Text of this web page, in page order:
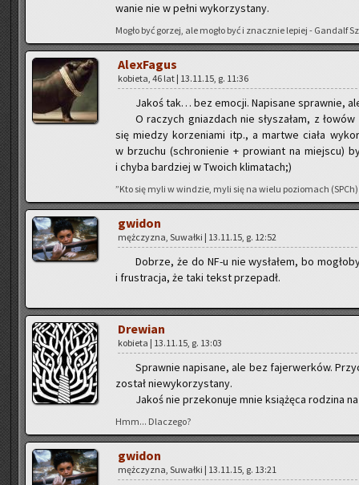
wa­nie nie w pełni wy­ko­rzy­sta­ny.
Mogło być go­rzej, ale mogło być i znacz­nie le­piej - Gan­dalf
Ale­xFa­gus
ko­bie­ta, 46 lat | 13.11.15, g. 11:36
Jakoś tak… bez emo­cji. Na­pi­sa­ne spraw­nie,
O ra­czych gniaz­dach nie sły­sza­łam, z
się mie­dzy ko­rze­nia­mi itp., a mar­twe ciała
w brzu­chu (schro­nie­nie + pro­wiant na miej­scu)
i chyba bar­dziej w Two­ich kli­ma­tach;)
”Kto się myli w win­dzie, myli się na wielu po­zio­mach (SPCh)
gwi­don
męż­czy­zna, Su­wał­ki | 13.11.15, g. 12:52
Do­brze, że do NF-u nie wy­sła­łem, bo
i fru­stra­cja, że taki tekst prze­padł.
Dre­wian
ko­bie­ta | 13.11.15, g. 13:03
Spraw­nie na­pi­sa­ne, ale bez fa­jer­wer­ków.
zo­stał nie­wy­ko­rzy­sta­ny.
Jakoś nie prze­ko­nu­je mnie ksią­żę­ca ro­dzi­na
Hmm... Dla­cze­go?
gwi­don
męż­czy­zna, Su­wał­ki | 13.11.15, g. 13:21